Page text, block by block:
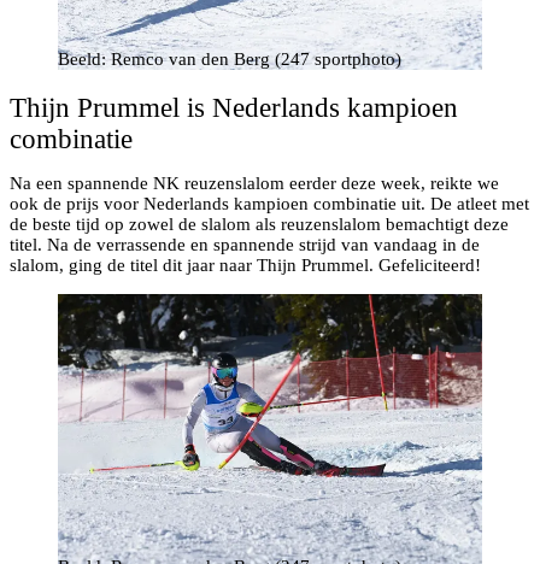
Beeld: Remco van den Berg (247 sportphoto)
Thijn Prummel is Nederlands kampioen
combinatie
Na een spannende NK reuzenslalom eerder deze week, reikte we
ook de prijs voor Nederlands kampioen combinatie uit. De atleet met
de beste tijd op zowel de slalom als reuzenslalom bemachtigt deze
titel. Na de verrassende en spannende strijd van vandaag in de
slalom, ging de titel dit jaar naar Thijn Prummel. Gefeliciteerd!